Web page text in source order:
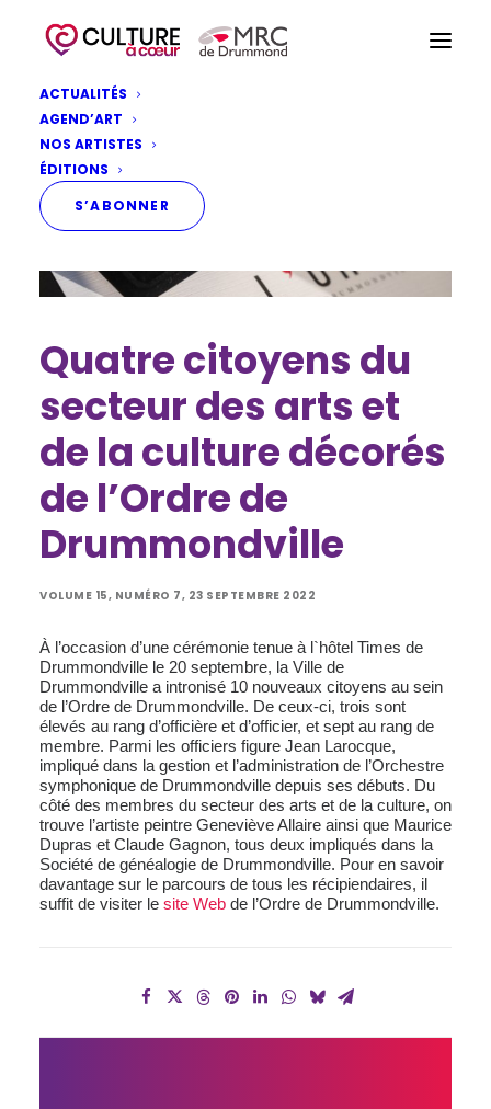
ACTUALITÉS
AGEND’ART
NOS ARTISTES
ÉDITIONS
S’ABONNER
Quatre citoyens du
secteur des arts et
de la culture décorés
de l’Ordre de
Drummondville
VOLUME 15, NUMÉRO 7, 23 SEPTEMBRE 2022
À l’occasion d’une cérémonie tenue à l`hôtel Times de
Drummondville le 20 septembre, la Ville de
Drummondville a intronisé 10 nouveaux citoyens au sein
de l’Ordre de Drummondville. De ceux-ci, trois sont
élevés au rang d’officière et d’officier, et sept au rang de
membre. Parmi les officiers figure Jean Larocque,
impliqué dans la gestion et l’administration de l’Orchestre
symphonique de Drummondville depuis ses débuts. Du
côté des membres du secteur des arts et de la culture, on
trouve l’artiste peintre Geneviève Allaire ainsi que Maurice
Dupras et Claude Gagnon, tous deux impliqués dans la
Société de généalogie de Drummondville. Pour en savoir
davantage sur le parcours de tous les récipiendaires, il
suffit de visiter le site Web de l’Ordre de Drummondville.